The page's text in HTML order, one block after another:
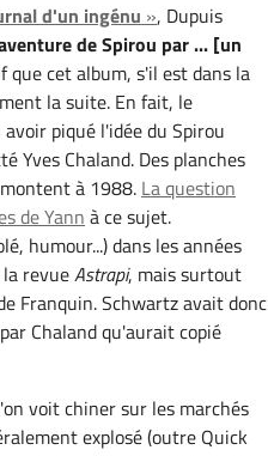
d'un ingénu », Dupuis
de Spirou par ... [un
que cet album, s'il est dans la
la suite. En fait, le
piqué l'idée du Spirou
Yves Chaland. Des planches
à 1988. La question
de Yann à ce sujet.
humour...) dans les années
la revueAstrapi, mais surtout
Franquin. Schwartz avait donc
Chaland qu'aurait copié
voit chiner sur les marchés
explosé (outre Quick